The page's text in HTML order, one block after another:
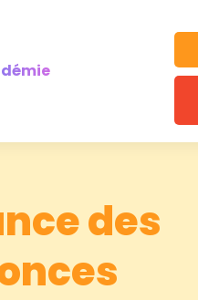
des